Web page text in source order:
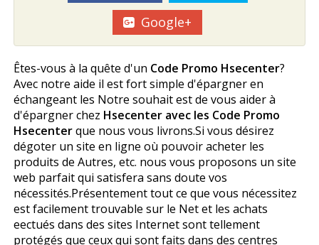
Google+
Êtes-vous à la quête d'un Code Promo Hsecenter?
Avec notre aide il est fort simple d'épargner en
échangeant les Notre souhait est de vous aider à
d'épargner chez Hsecenter avec les Code Promo
Hsecenterque nous vous livrons.Si vous désirez
dégoter un site en ligne où pouvoir acheter les
produits de Autres, etc. nous vous proposons un site
web parfait qui satisfera sans doute vos
nécessités.Présentement tout ce que vous nécessitez
est facilement trouvable sur le Net et les achats
effectués dans des sites Internet sont tellement
protégés que ceux qui sont faits dans des centres